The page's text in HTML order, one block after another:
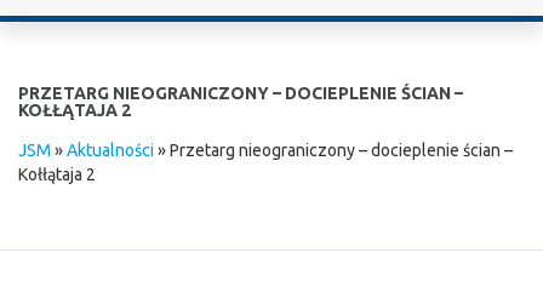
i
i
PRZETARG NIEOGRANICZONY – DOCIEPLENIE ŚCIAN –
KOŁŁĄTAJA 2
JSM »Aktualności»Przetarg nieograniczony – docieplenie ścian –
Kołłątaja 2